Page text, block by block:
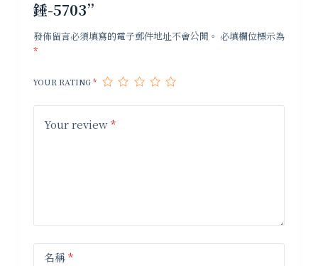
錘-5703”
發佈留言必須填寫的電子郵件地址不會公開。 必填欄位標示為
*
YOUR RATING*
Your review*
名稱*